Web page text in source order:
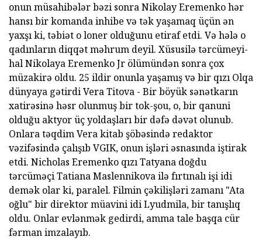
onun müsahibələr bəzi sonra Nikolay Eremenko hər
hansı bir komanda inhibe və tək yaşamaq üçün ən
yaxşı ki, təbiət o loner olduğunu etiraf etdi. Və hələ o
qadınların diqqət məhrum deyil. Xüsusilə tərcümeyi-
hal Nikolaya Eremenko Jr ölümündən sonra çox
müzakirə oldu. 25 ildir onunla yaşamış və bir qızı Olqa
dünyaya gətirdi Vera Titova - Bir böyük sənətkarın
xatirəsinə həsr olunmuş bir tok-şou, o, bir qanuni
olduğu aktyor üç yoldaşları bir dəfə dəvət olunub.
Onlara təqdim Vera kitab şöbəsində redaktor
vəzifəsində çalışıb VGIK, onun işləri əsnasında iştirak
etdi. Nicholas Eremenko qızı Tatyana doğdu
tərcüməçi Tatiana Maslennikova ilə fırtınalı işi idi
demək olar ki, paralel. Filmin çəkilişləri zamanı "Ata
oğlu" bir direktor müavini idi Lyudmila, bir tanışlıq
oldu. Onlar evlənmək gedirdi, amma tale başqa cür
fərman imzalayıb.